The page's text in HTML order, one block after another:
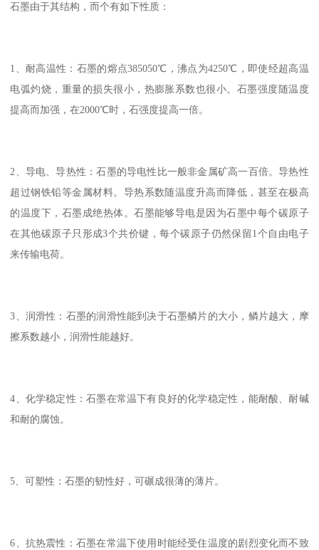
石墨由于其结构，而个有如下性质：
1、耐高温性：石墨的熔点385050℃，沸点为4250℃，即使经超高温
电弧灼烧，重量的损失很小，热膨胀系数也很小。石墨强度随温度
提高而加强，在2000℃时，石强度提高一倍。
2、导电、导热性：石墨的导电性比一般非金属矿高一百倍。导热性
超过钢铁铅等金属材料。导热系数随温度升高而降低，甚至在极高
的温度下，石墨成绝热体。石墨能够导电是因为石墨中每个碳原子
在其他碳原子只形成3个共价键，每个碳原子仍然保留1个自由电子
来传输电荷。
3、润滑性：石墨的润滑性能到决于石墨鳞片的大小，鳞片越大，摩
擦系数越小，润滑性能越好。
4、化学稳定性：石墨在常温下有良好的化学稳定性，能耐酸、耐碱
和耐的腐蚀。
5、可塑性：石墨的韧性好，可碾成很薄的薄片。
6、抗热震性：石墨在常温下使用时能经受住温度的剧烈变化而不致